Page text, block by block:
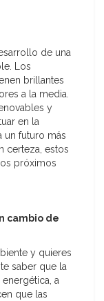
de una
Los
brillantes
a la media.
y
en la
un futuro más
certeza, estos
próximos
cambio de
y quieres
saber que la
a
que las